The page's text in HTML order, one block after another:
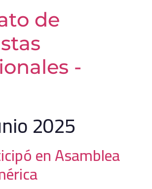
de
-
2025
en Asamblea